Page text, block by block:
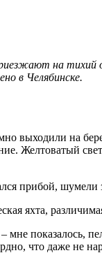
на тихий
в Челябинске.
выходили на
Желтоватый
прибой, шумели
яхта,
мне показалось,
что даже не